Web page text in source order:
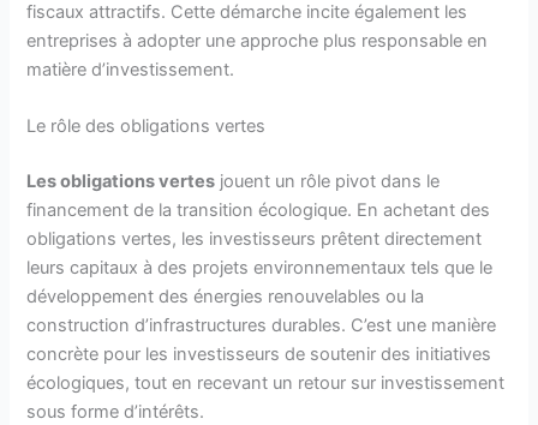
fiscaux attractifs. Cette démarche incite également les
entreprises à adopter une approche plus responsable en
matière d’investissement.
Le rôle des obligations vertes
Les obligations vertes jouent un rôle pivot dans le
financement de la transition écologique. En achetant des
obligations vertes, les investisseurs prêtent directement
leurs capitaux à des projets environnementaux tels que le
développement des énergies renouvelables ou la
construction d’infrastructures durables. C’est une manière
concrète pour les investisseurs de soutenir des initiatives
écologiques, tout en recevant un retour sur investissement
sous forme d’intérêts.